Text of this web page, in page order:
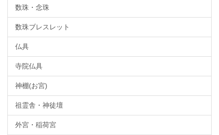
数珠・念珠
数珠ブレスレット
仏具
寺院仏具
神棚(お宮)
祖霊舎・神徒壇
外宮・稲荷宮